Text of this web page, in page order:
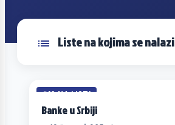
Liste na kojima se nalazi
#16 NA LISTI
Banke u Srbiji